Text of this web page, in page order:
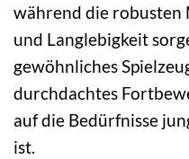
während die
und Langlebigkeit
gewöhnliches
durchdachtes
auf die Bedürfnisse
ist.